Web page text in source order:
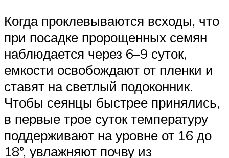
Когда проклевываются всходы, что
при посадке пророщенных семян
наблюдается через 6–9 суток,
емкости освобождают от пленки и
ставят на светлый подоконник.
Чтобы сеянцы быстрее принялись,
в первые трое суток температуру
поддерживают на уровне от 16 до
18°, увлажняют почву из